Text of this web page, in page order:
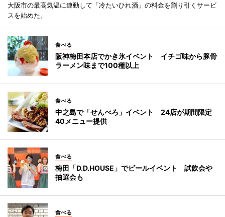
大阪市の最高気温に連動して「冷たいひれ酒」の料金を割り引くサービ
スを始めた。
食べる
阪神梅田本店でかき氷イベント イチゴ味から豚骨
ラーメン味まで100種以上
食べる
中之島で「せんべろ」イベント 24店が期間限定
40メニュー提供
食べる
梅田「D.D.HOUSE」でビールイベント 試飲会や
抽選会も
食べる